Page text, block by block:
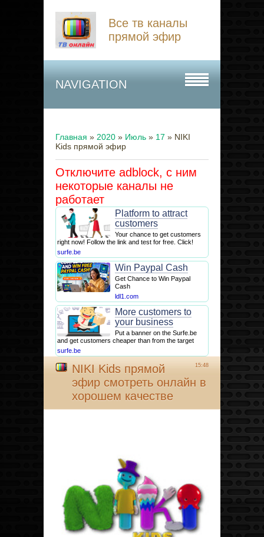
Все тв каналы
прямой эфир
NAVIGATION
Главная » 2020 » Июль » 17 » NIKI
Kids прямой эфир
Отключите adblock, с ним
некоторые каналы не
работает
Platform to attract
customers
Your chance to get customers
right now! Follow the link and test for free. Click!
surfe.be
Win Paypal Cash
Get Chance to Win Paypal
Cash
ldl1.com
More customers to
your business
Put a banner on the Surfe.be
and get customers cheaper than from the target
surfe.be
15:48
NIKI Kids прямой
эфир смотреть онлайн в
хорошем качестве